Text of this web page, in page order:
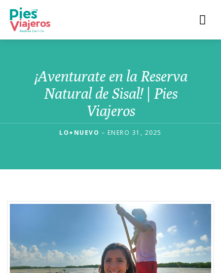
¡Aventurate en la Reserva
Natural de Sisal! | Pies
Viajeros
LO+NUEVO – ENERO 31, 2025